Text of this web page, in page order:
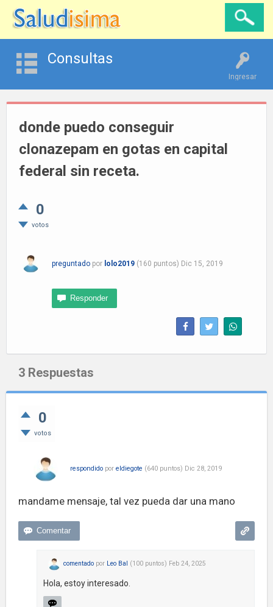
Ingresar
Consultas
donde puedo conseguir
clonazepam en gotas en capital
federal sin receta.
0
votos
preguntado por lolo2019 (160 puntos) Dic 15, 2019
3 Respuestas
0
votos
respondido por eldiegote (640 puntos) Dic 28, 2019
mandame mensaje, tal vez pueda dar una mano
comentado por Leo Bal (100 puntos) Feb 24, 2025
Hola, estoy interesado.